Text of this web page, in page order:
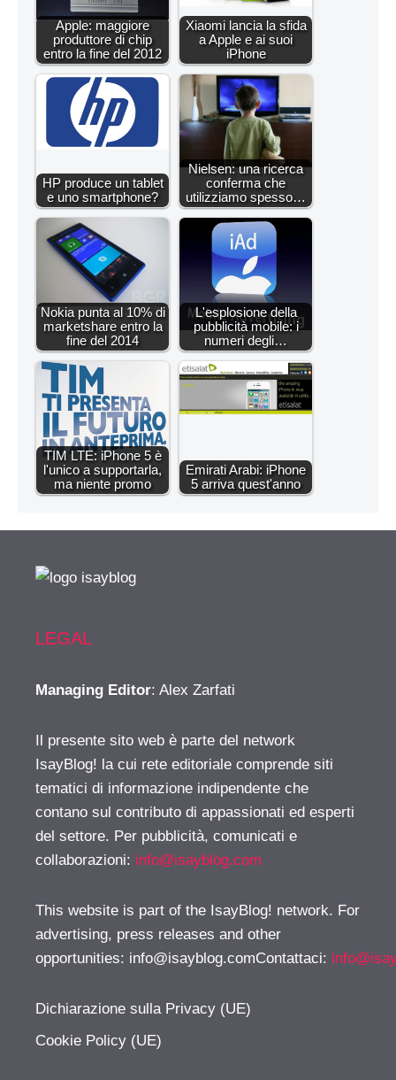
Apple: maggiore
produttore di chip
entro la fine del 2012
Xiaomi lancia la sfida
a Apple e ai suoi
iPhone
HP produce un tablet
e uno smartphone?
Nielsen: una ricerca
conferma che
utilizziamo spesso…
Nokia punta al 10% di
marketshare entro la
fine del 2014
L'esplosione della
pubblicità mobile: i
numeri degli…
TIM LTE: iPhone 5 è
l'unico a supportarla,
ma niente promo
Emirati Arabi: iPhone
5 arriva quest'anno
LEGAL
Managing Editor: Alex Zarfati
Il presente sito web è parte del network
IsayBlog! la cui rete editoriale comprende siti
tematici di informazione indipendente che
contano sul contributo di appassionati ed esperti
del settore. Per pubblicità, comunicati e
collaborazioni: info@isayblog.com
This website is part of the IsayBlog! network. For
advertising, press releases and other
opportunities: info@isayblog.comContattaci:
Dichiarazione sulla Privacy (UE)
Cookie Policy (UE)